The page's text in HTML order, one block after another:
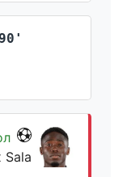
90'
Sala